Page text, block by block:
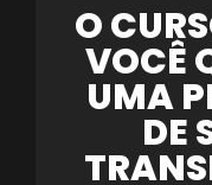
O
VOCÊ
UMA
DE